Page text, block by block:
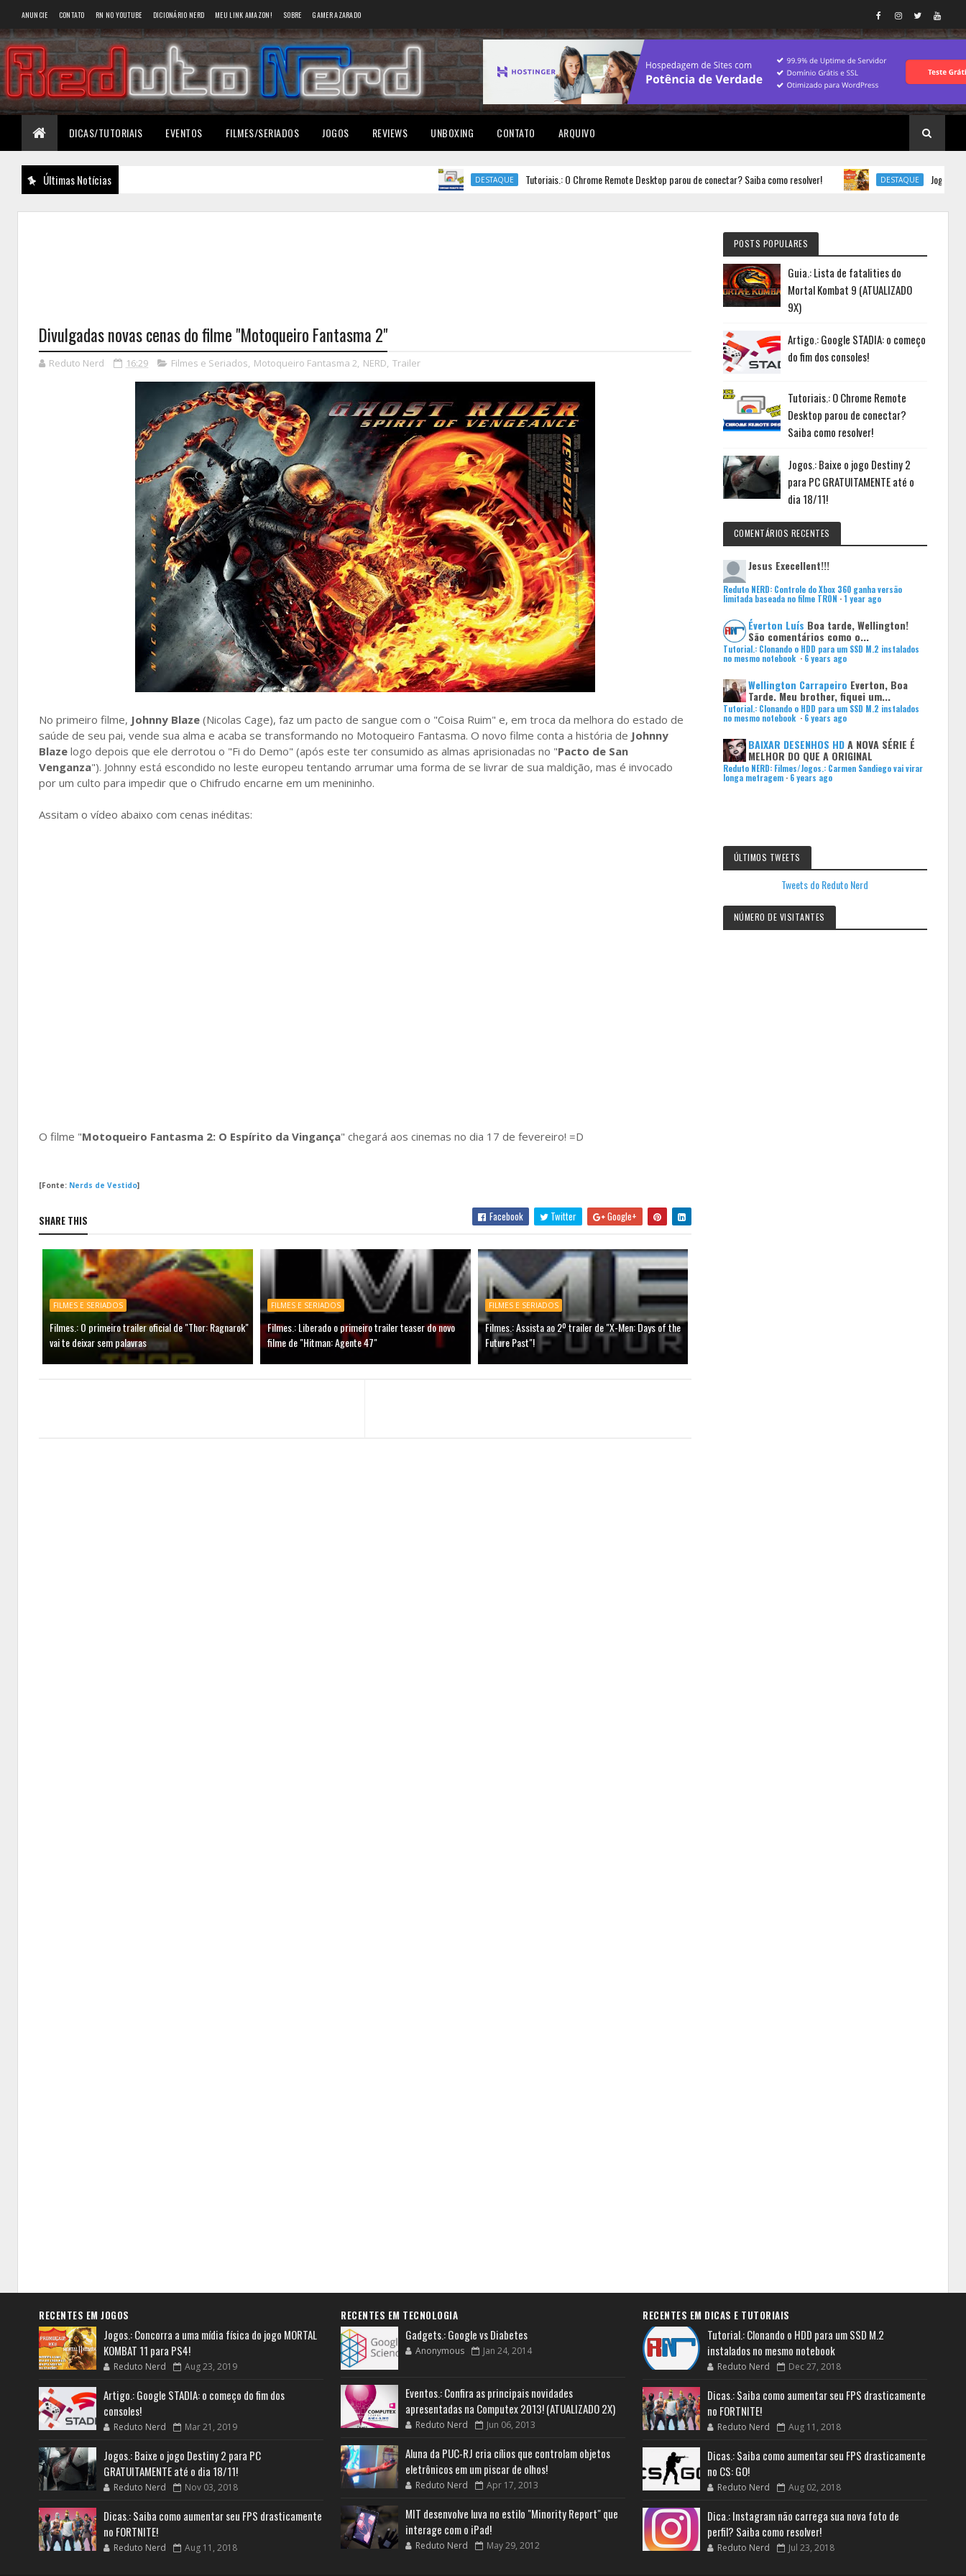
ANUNCIE CONTATO RN NO YOUTUBE DICIONÁRIO NERD MEU LINK AMAZON! SOBRE GAMER AZARADO
DICAS/TUTORIAIS EVENTOS FILMES/SERIADOS JOGOS REVIEWS UNBOXING CONTATO ARQUIVO
Últimas Notícias DESTAQUE Tutoriais.: O Chrome Remote Desktop parou de conectar? Saiba como resolver! DESTAQUE Jogos.: Concorra
Divulgadas novas cenas do filme "Motoqueiro Fantasma 2"
Reduto Nerd 16:29 Filmes e Seriados, Motoqueiro Fantasma 2, NERD, Trailer
No primeiro filme, Johnny Blaze (Nicolas Cage), faz um pacto de sangue com o "Coisa Ruim" e, em troca da melhora do estado de
saúde de seu pai, vende sua alma e acaba se transformando no Motoqueiro Fantasma. O novo filme conta a história de Johnny
Blaze logo depois que ele derrotou o "Fi do Demo" (após este ter consumido as almas aprisionadas no "Pacto de San
Venganza"). Johnny está escondido no leste europeu tentando arrumar uma forma de se livrar de sua maldição, mas é invocado
por um culto para impedir que o Chifrudo encarne em um menininho.
Assitam o vídeo abaixo com cenas inéditas:
O filme "Motoqueiro Fantasma 2: O Espírito da Vingança" chegará aos cinemas no dia 17 de fevereiro! =D
[Fonte: Nerds de Vestido]
SHARE THIS Facebook Twitter Google+
FILMES E SERIADOS
Filmes.: O primeiro trailer oficial de "Thor: Ragnarok"
vai te deixar sem palavras
FILMES E SERIADOS
Filmes.: Liberado o primeiro trailer teaser do novo
filme de "Hitman: Agente 47"
FILMES E SERIADOS
Filmes.: Assista ao 2º trailer de "X-Men: Days of the
Future Past"!
POSTS POPULARES
Guia.: Lista de fatalities do
Mortal Kombat 9 (ATUALIZADO
9X)
Artigo.: Google STADIA: o começo
do fim dos consoles!
Tutoriais.: O Chrome Remote
Desktop parou de conectar?
Saiba como resolver!
Jogos.: Baixe o jogo Destiny 2
para PC GRATUITAMENTE até o
dia 18/11!
COMENTÁRIOS RECENTES
Jesus Execellent!!!
Reduto NERD: Controle do Xbox 360 ganha versão
limitada baseada no filme TRON ·1 year ago
Éverton Luís Boa tarde, Wellington!
São comentários como o...
Tutorial.: Clonando o HDD para um SSD M.2 instalados
no mesmo notebook · 6 years ago
Wellington Carrapeiro Everton, Boa
Tarde. Meu brother, fiquei um...
Tutorial.: Clonando o HDD para um SSD M.2 instalados
no mesmo notebook · 6 years ago
BAIXAR DESENHOS HD A NOVA SÉRIE É
MELHOR DO QUE A ORIGINAL
Reduto NERD: Filmes/Jogos.: Carmen Sandiego vai virar
longa metragem· 6 years ago
ÚLTIMOS TWEETS
Tweets do Reduto Nerd
NÚMERO DE VISITANTES
RECENTES EM JOGOS
Jogos.: Concorra a uma mídia física do jogo MORTAL
KOMBAT 11 para PS4!
Reduto Nerd Aug 23, 2019
Artigo.: Google STADIA: o começo do fim dos
consoles!
Reduto Nerd Mar 21, 2019
Jogos.: Baixe o jogo Destiny 2 para PC
GRATUITAMENTE até o dia 18/11!
Reduto Nerd Nov 03, 2018
Dicas.: Saiba como aumentar seu FPS drasticamente
no FORTNITE!
Reduto Nerd Aug 11, 2018
RECENTES EM TECNOLOGIA
Gadgets.: Google vs Diabetes
Anonymous Jan 24, 2014
Eventos.: Confira as principais novidades
apresentadas na Computex 2013! (ATUALIZADO 2X)
Reduto Nerd Jun 06, 2013
Aluna da PUC-RJ cria cílios que controlam objetos
eletrônicos em um piscar de olhos!
Reduto Nerd Apr 17, 2013
MIT desenvolve luva no estilo "Minority Report" que
interage com o iPad!
Reduto Nerd May 29, 2012
RECENTES EM DICAS E TUTORIAIS
Tutorial.: Clonando o HDD para um SSD M.2
instalados no mesmo notebook
Reduto Nerd Dec 27, 2018
Dicas.: Saiba como aumentar seu FPS drasticamente
no FORTNITE!
Reduto Nerd Aug 11, 2018
Dicas.: Saiba como aumentar seu FPS drasticamente
no CS: GO!
Reduto Nerd Aug 02, 2018
Dica.: Instagram não carrega sua nova foto de
perfil? Saiba como resolver!
Reduto Nerd Jul 23, 2018